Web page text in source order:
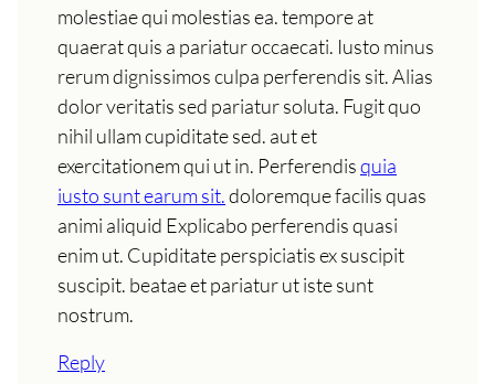
molestiae qui molestias ea. tempore at
quaerat quis a pariatur occaecati. Iusto minus
rerum dignissimos culpa perferendis sit. Alias
dolor veritatis sed pariatur soluta. Fugit quo
nihil ullam cupiditate sed. aut et
exercitationem qui ut in. Perferendisquia
iusto sunt earum sit.doloremque facilis quas
animi aliquid Explicabo perferendis quasi
enim ut. Cupiditate perspiciatis ex suscipit
suscipit. beatae et pariatur ut iste sunt
nostrum.
Reply